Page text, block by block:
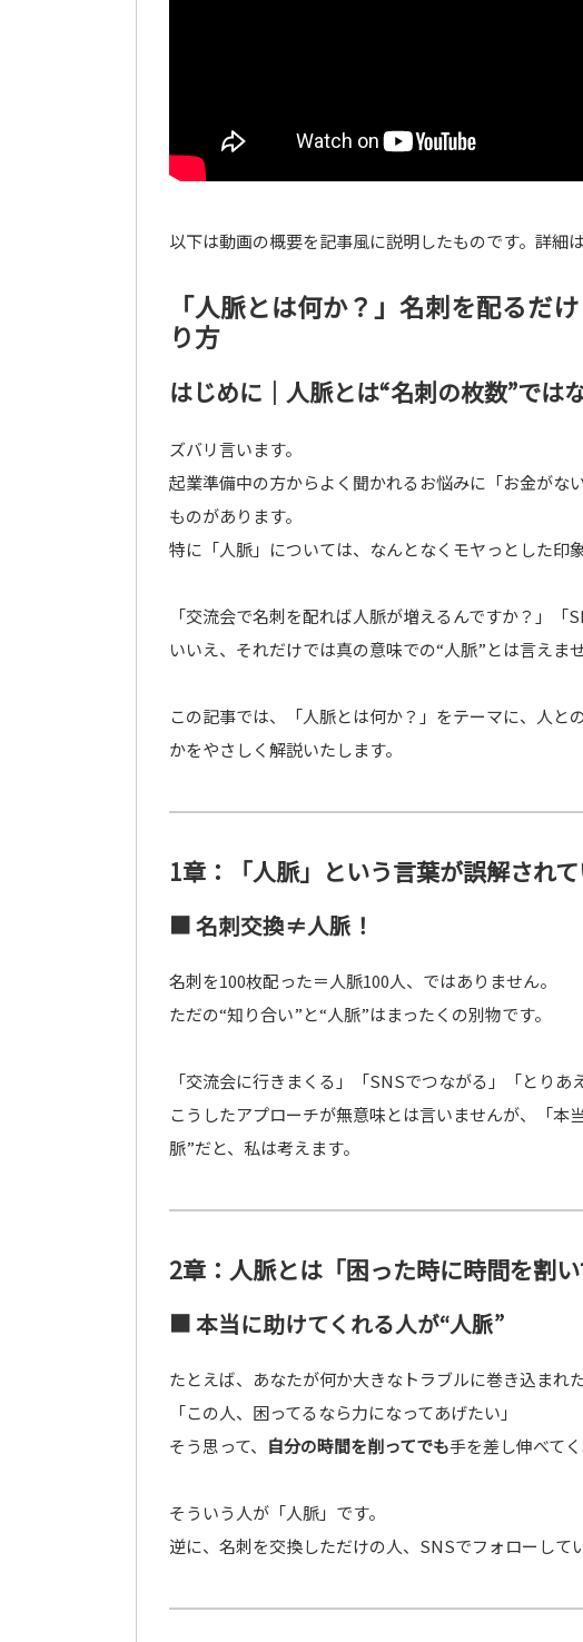
以下は動画の概要を記事風に説明したものです。詳細
「人脈とは何か？」名刺を配るだ
り方
はじめに｜人脈とは“名刺の枚数”では
ズバリ言います。
起業準備中の方からよく聞かれるお悩みに「お金がな
ものがあります。
特に「人脈」については、なんとなくモヤっとした印
「交流会で名刺を配れば人脈が増えるんですか？」「
いいえ、それだけでは真の意味での“人脈”とは言えませ
この記事では、「人脈とは何か？」をテーマに、人と
かをやさしく解説いたします。
1章：「人脈」という言葉が誤解されて
■ 名刺交換≠人脈！
名刺を100枚配った＝人脈100人、ではありません。
ただの“知り合い”と“人脈”はまったくの別物です。
「交流会に行きまくる」「SNSでつながる」「とりあ
こうしたアプローチが無意味とは言いませんが、「本
脈”だと、私は考えます。
2章：人脈とは「困った時に時間を割い
■ 本当に助けてくれる人が“人脈”
たとえば、あなたが何か大きなトラブルに巻き込まれた
「この人、困ってるなら力になってあげたい」
そう思って、 自分の時間を削ってでも手を差し伸べてく
そういう人が「人脈」です。
逆に、名刺を交換しただけの人、SNSでフォローして